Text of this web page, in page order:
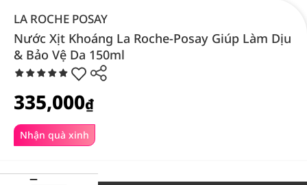
LA ROCHE POSAY
Nước Xịt Khoáng La Roche-Posay Giúp Làm Dịu
& Bảo Vệ Da 150ml
Nhận quà xinh
335,000₫